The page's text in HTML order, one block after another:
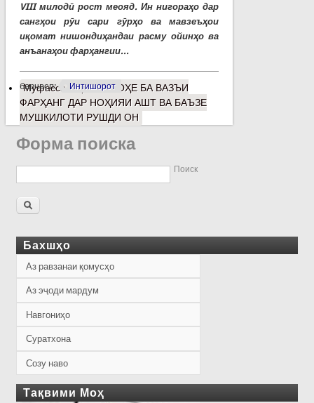
VIII милодӣ рост меояд. Ин нигораҳо дар
сангҳои рӯи сари гӯрҳо ва мавзеъҳои
иқомат нишондиҳандаи расму ойинҳо ва
анъанаҳои фарҳангии...
барчасп: Интишорот
Муфассалтаро НИГОҲЕ БА ВАЗЪИ
ФАРҲАНГ ДАР НОҲИЯИ АШТ ВА БАЪЗЕ
МУШКИЛОТИ РУШДИ ОН
Форма поиска
Поиск
Бахшҳо
Аз равзанаи қомусҳо
Аз эҷоди мардум
Навгониҳо
Суратхона
Созу наво
Тақвими Моҳ